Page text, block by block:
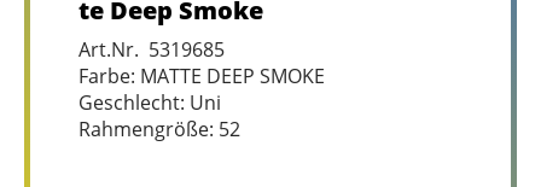
te Deep Smoke
Art.Nr. 5319685
Farbe: MATTE DEEP SMOKE
Geschlecht: Uni
Rahmengröße: 52